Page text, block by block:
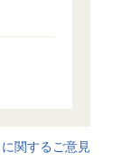
関するご意見